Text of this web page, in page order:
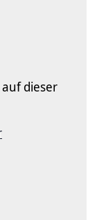
dieser